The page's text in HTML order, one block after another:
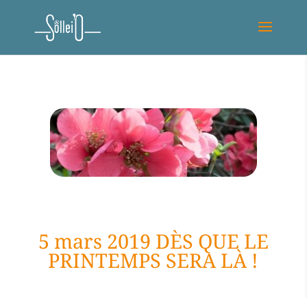
5 mars 2019 DÈS QUE LE
PRINTEMPS SERA LÀ !